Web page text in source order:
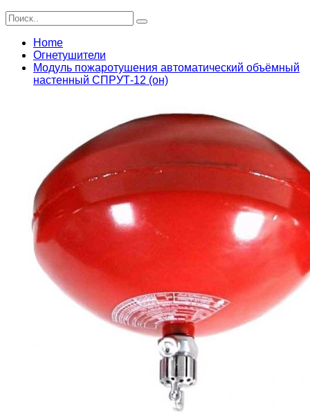
Home
Огнетушители
Модуль пожаротушения автоматический объёмный
настенный СПРУТ-12 (он)